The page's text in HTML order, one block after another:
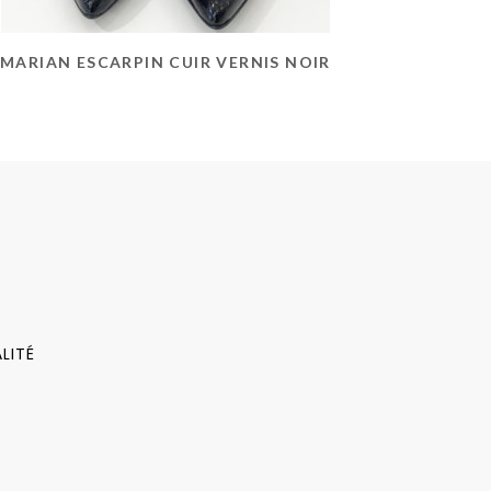
MARIAN ESCARPIN CUIR VERNIS NOIR